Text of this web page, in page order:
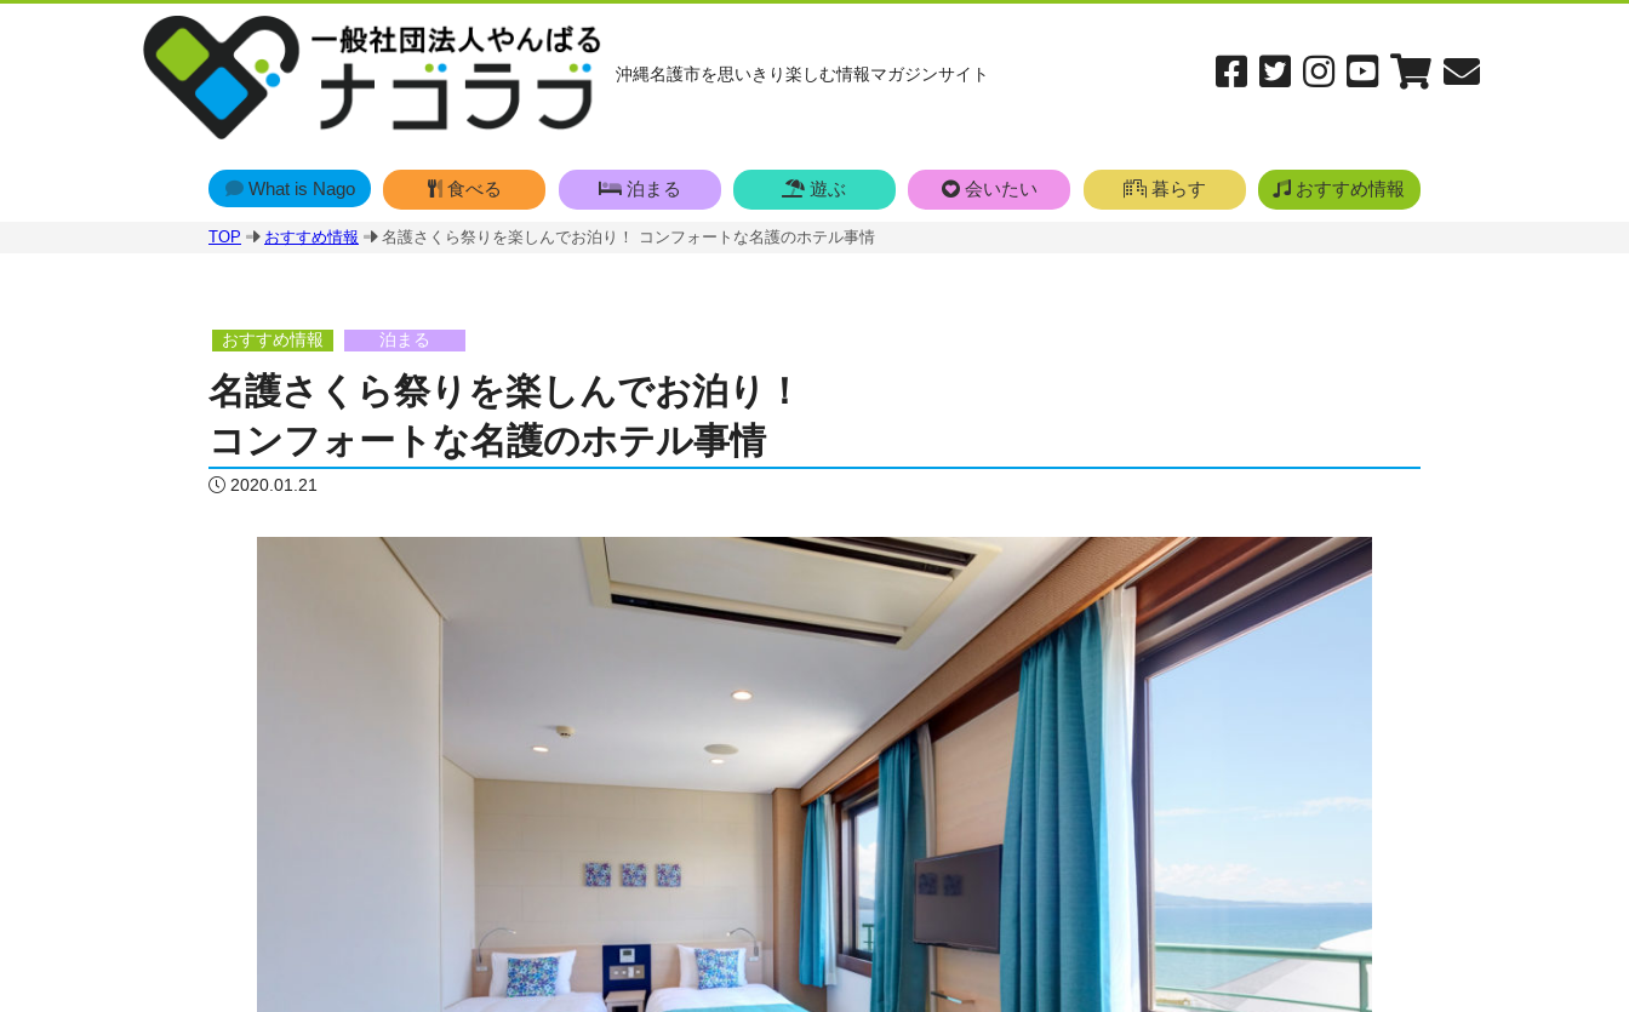
沖縄名護市を思いきり楽しむ情報マガジンサイト
What is Nago 食べる 泊まる 遊ぶ 会いたい 暮らす おすすめ情報
TOP おすすめ情報 名護さくら祭りを楽しんでお泊り！ コンフォートな名護のホテル事情
おすすめ情報 泊まる
名護さくら祭りを楽しんでお泊り！
コンフォートな名護のホテル事情
2020.01.21